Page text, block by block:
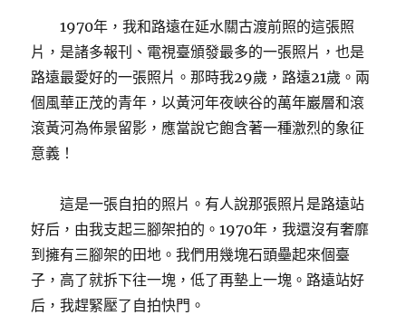
1970年，我和路遠在延水關古渡前照的這張照
片，是諸多報刊、電視臺頒發最多的一張照片，也是
路遠最愛好的一張照片。那時我29歲，路遠21歲。兩
個風華正茂的青年，以黃河年夜峽谷的萬年巖層和滾
滾黃河為佈景留影，應當說它飽含著一種激烈的象征
意義！
這是一張自拍的照片。有人說那張照片是路遠站
好后，由我支起三腳架拍的。1970年，我還沒有奢靡
到擁有三腳架的田地。我們用幾塊石頭壘起來個臺
子，高了就拆下往一塊，低了再墊上一塊。路遠站好
后，我趕緊壓了自拍快門。